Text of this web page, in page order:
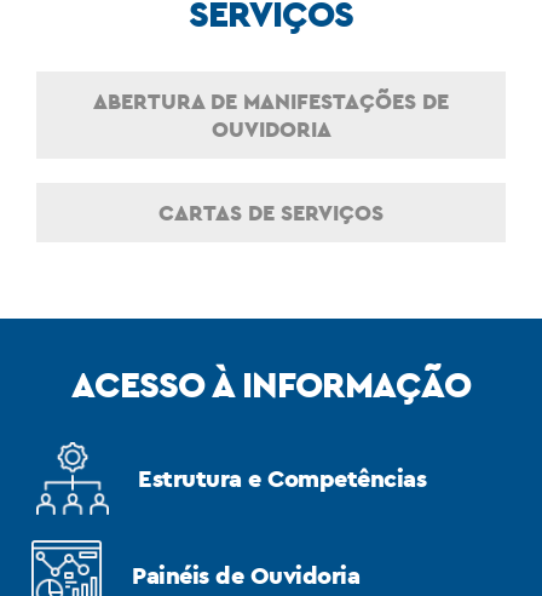
SERVIÇOS
ABERTURA DE MANIFESTAÇÕES DE
OUVIDORIA
CARTAS DE SERVIÇOS
ACESSO À INFORMAÇÃO
Estrutura e Competências
Painéis de Ouvidoria